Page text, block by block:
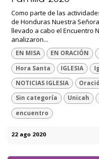
Como parte de las
de Honduras Nuestra
llevado a cabo el Encuentro
analizaron...
EN MISA EN ORACIÓN
Hora Santa
IGLESIA
NOTICIAS IGLESIA
Sin categoría
Unicah
encuentro
22 ago 2020